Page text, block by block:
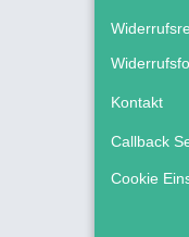
Kontakt
Callback
Cookie